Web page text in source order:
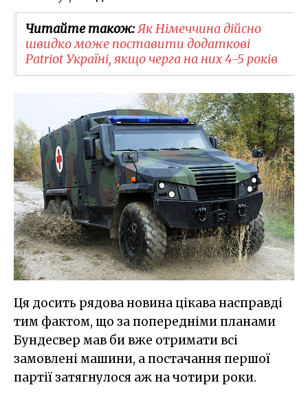
Читайте також:Як Німеччина дійсно
швидко може поставити додаткові
Patriot Україні, якщо черга на них 4-5 років
Ця досить рядова новина цікава насправді
тим фактом, що за попередніми планами
Бундесвер мав би вже отримати всі
замовлені машини, а постачання першої
партії затягнулося аж на чотири роки.